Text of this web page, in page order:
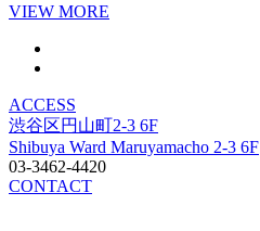
VIEW MORE
ACCESS
渋谷区円山町2-3 6F
Shibuya Ward Maruyamacho 2-3 6F
03-3462-4420
CONTACT